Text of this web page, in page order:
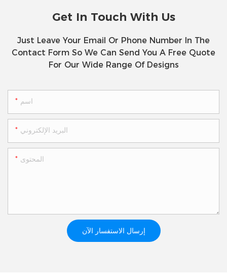
Get In Touch With Us
Just Leave Your Email Or Phone Number In The
Contact Form So We Can Send You A Free Quote
For Our Wide Range Of Designs
اسم
البريد الإلكتروني
المحتوى
إرسال الاستفسار الآن